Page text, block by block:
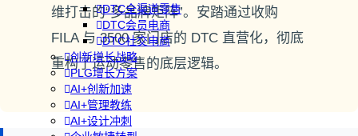
DTC全渠道零售
DTC会员电商
DTC社交电商
创新增长战略
PLG增长方案
AI+创新加速
AI+管理教练
AI+设计冲刺
维打击的“多品牌矩阵”。安踏通过收购
FILA 与 3500 家门店的 DTC 直营化，彻底
重构了运动零售的底层逻辑。